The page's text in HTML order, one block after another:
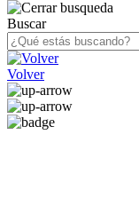
Buscar
Volver